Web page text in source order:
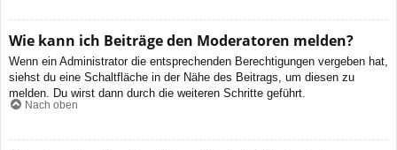
Wie kann ich Beiträge den Moderatoren melden?
Wenn ein Administrator die entsprechenden Berechtigungen vergeben hat,
siehst du eine Schaltfläche in der Nähe des Beitrags, um diesen zu
melden. Du wirst dann durch die weiteren Schritte geführt.
Nach oben